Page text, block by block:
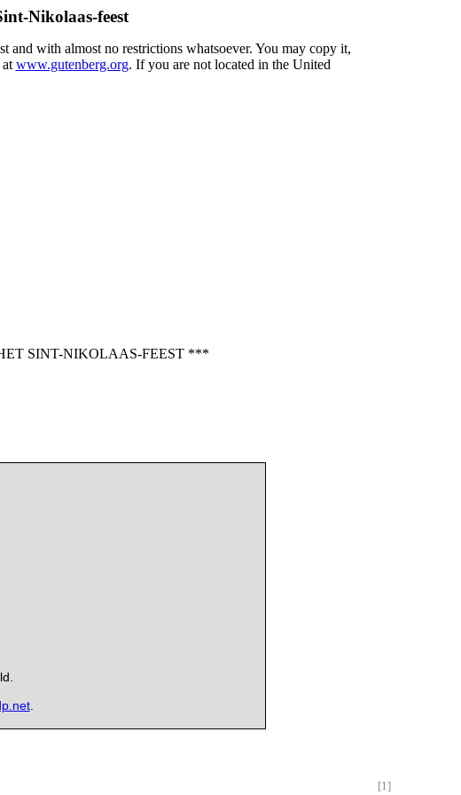
Nikolaas-feest
and with almost no restrictions whatsoever. You may copy it,
www.gutenberg.org. If you are not located in the United
SINT-NIKOLAAS-FEEST ***
.